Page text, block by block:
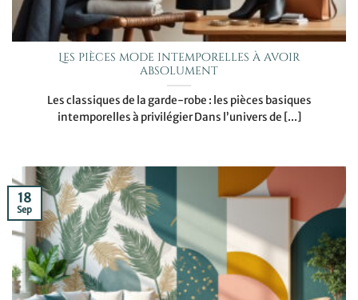
Les pièces mode intemporelles à avoir
absolument
Les classiques de la garde-robe : les pièces basiques
intemporelles à privilégier Dans l’univers de [...]
18
Sep